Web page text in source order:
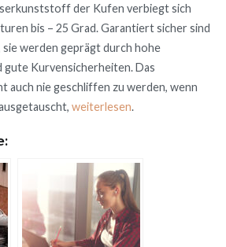
der Kufen verbiegt sich
bis – 25 Grad. Garantiert sicher sind
werden geprägt durch hohe
gute Kurvensicherheiten. Das
auch nie geschliffen zu werden, wenn
weiterlesen.